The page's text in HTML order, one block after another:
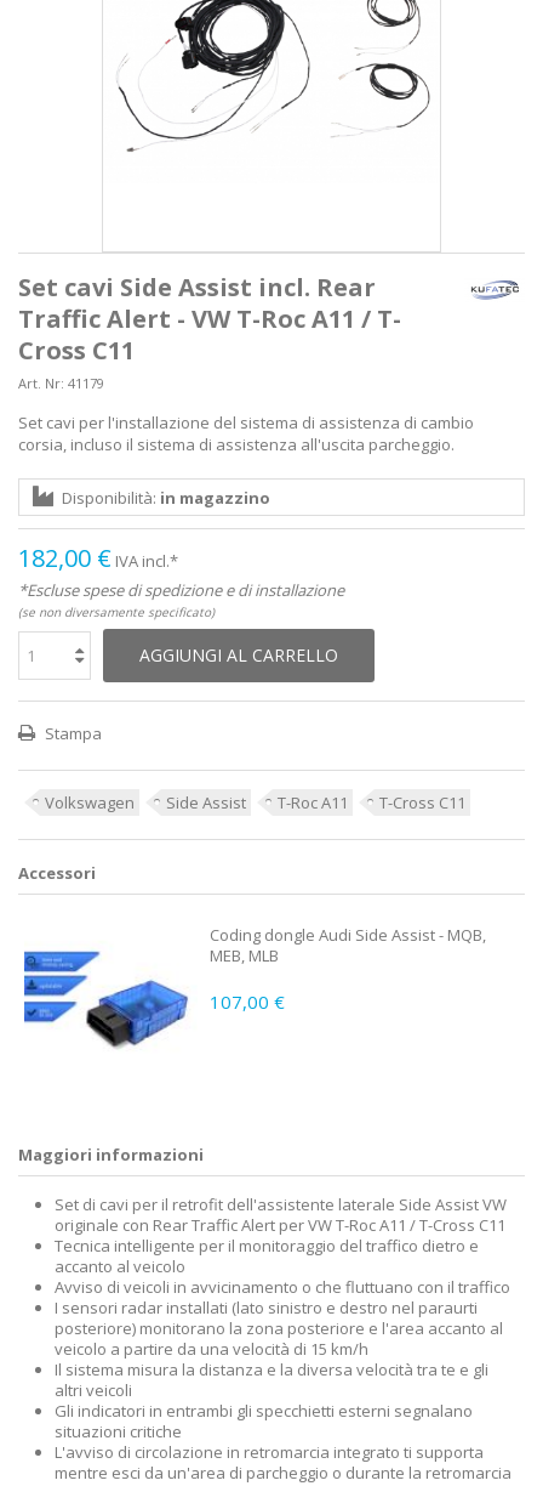
Set cavi Side Assist incl. Rear
Traffic Alert - VW T-Roc A11 / T-
Cross C11
Art. Nr: 41179
Set cavi per l'installazione del sistema di assistenza di cambio
corsia, incluso il sistema di assistenza all'uscita parcheggio.
Disponibilità: in magazzino
182,00 € IVA incl.*
*Escluse spese di spedizione e di installazione
(se non diversamente specificato)
AGGIUNGI AL CARRELLO
Stampa
Volkswagen Side Assist T-Roc A11 T-Cross C11
Accessori
Coding dongle Audi Side Assist - MQB,
MEB, MLB
107,00 €
Maggiori informazioni
Set di cavi per il retrofit dell'assistente laterale Side Assist VW
originale con Rear Traffic Alert per VW T-Roc A11 / T-Cross C11
Tecnica intelligente per il monitoraggio del traffico dietro e
accanto al veicolo
Avviso di veicoli in avvicinamento o che fluttuano con il traffico
I sensori radar installati (lato sinistro e destro nel paraurti
posteriore) monitorano la zona posteriore e l'area accanto al
veicolo a partire da una velocità di 15 km/h
Il sistema misura la distanza e la diversa velocità tra te e gli
altri veicoli
Gli indicatori in entrambi gli specchietti esterni segnalano
situazioni critiche
L'avviso di circolazione in retromarcia integrato ti supporta
mentre esci da un'area di parcheggio o durante la retromarcia